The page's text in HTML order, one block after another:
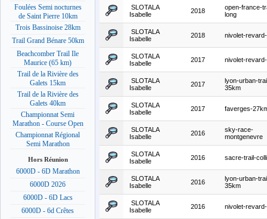
Foulées Semi nocturnes
de Saint Pierre 10km
Trois Bassinoise 28km
Trail Grand Bénare 50km
Beachcomber Trail Ile
Maurice (65 km)
Trail de la Rivière des
Galets 15km
Trail de la Rivière des
Galets 40km
Championnat Semi
Marathon - Course Open
Championnat Régional
Semi Marathon
Hors Réunion
6000D - 6D Marathon
6000D 2026
6000D - 6D Lacs
6000D - 6d Crêtes
SLOTALA
Isabelle
2018
open-france-
long
SLOTALA
Isabelle
2018 nivolet-
SLOTALA
Isabelle
2017 nivolet-
SLOTALA
Isabelle
2017
lyon-urban-
35km
SLOTALA
Isabelle
2017 faverges-
SLOTALA
Isabelle
2016
sky-race-
montgenevre
SLOTALA
Isabelle
2016 sacre-trail-
SLOTALA
Isabelle
2016
lyon-urban-
35km
SLOTALA
Isabelle
2016 nivolet-